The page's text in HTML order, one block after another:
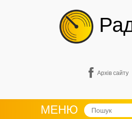
Архів сайту
МЕНЮ